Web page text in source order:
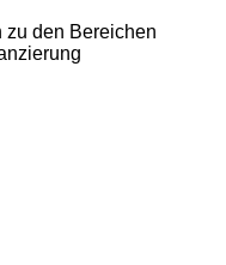
zu den Bereichen